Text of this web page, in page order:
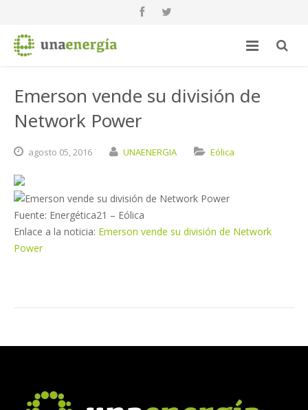
Emerson vende su división de
Network Power
agosto 05,2016 UNAENERGIA Eólica
Fuente: Energética21 – Eólica
Enlace a la noticia: Emerson vende su división de Network
Power